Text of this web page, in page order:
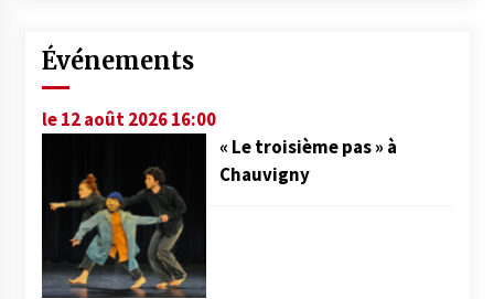
Événements
le 12 août 2026 16:00
« Le troisième pas » à
Chauvigny